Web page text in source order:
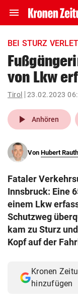
menu Navigation
ein-/
account_circle Anmelden
pin_drop
Wien
search
eingeben
© Krone Multimedia
Muthgasse 2, 1190
BEI STURZ
von Lkw
Tirol 23.02.2023
play_arrow Anhören
Von Hubert Rauth
Fataler
Innsbruck: Eine
einem Lkw
Schutzweg
kam zu Sturz
Kopf auf der
Kronen
hinzufügen